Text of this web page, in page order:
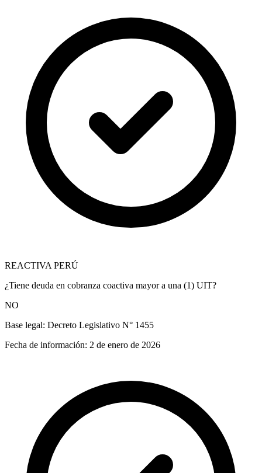
REACTIVA PERÚ
¿Tiene deuda en cobranza coactiva mayor a una (1) UIT?
NO
Base legal: Decreto Legislativo N° 1455
Fecha de información: 2 de enero de 2026